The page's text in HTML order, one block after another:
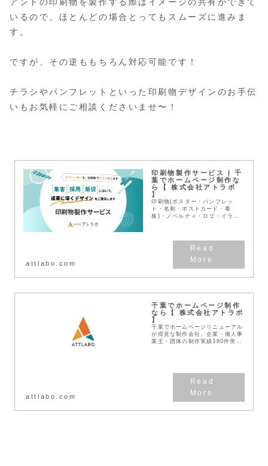
いるので、ほとんどの場合とってもスムーズに進みま
す。
ですが、その逆ももちろん対応可能です！
チラシやパンフレットといった印刷物デザインのお手伝
いもお気軽にご相談くださいませ〜！
印刷物製作サービス | 千
葉でホームページ制作な
ら【 株式会社アトラボ
】
印刷物(ポスター・パンフレッ
ト・名刺・ポストカード・看
板)・ノベルティ・ロゴ・イラス
インを高品質低価格でご提案...
attlabo.com
千葉でホームページ制作
なら【 株式会社アトラボ
】
千葉でホームページリニューアル
が得意な制作会社。企業・個人事
業主・団体の制作実績380件突
attlabo.com